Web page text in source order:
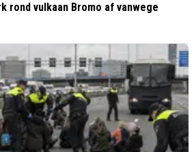
rond vulkaan Bromo af vanwege